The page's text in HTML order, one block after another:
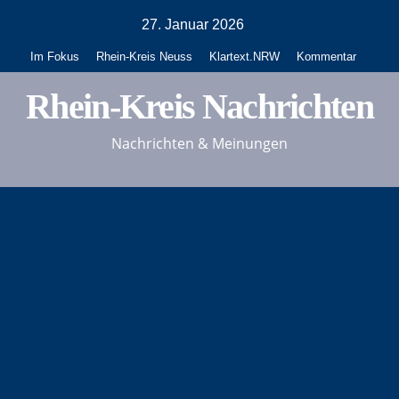
springen
27. Januar 2026
Im Fokus Rhein-Kreis Neuss Klartext.NRW Kommentar
Rhein-Kreis Nachrichten
Nachrichten & Meinungen